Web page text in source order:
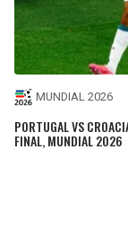
MUNDIAL 2026
PORTUGAL VS
FINAL, MUNDIAL 2026